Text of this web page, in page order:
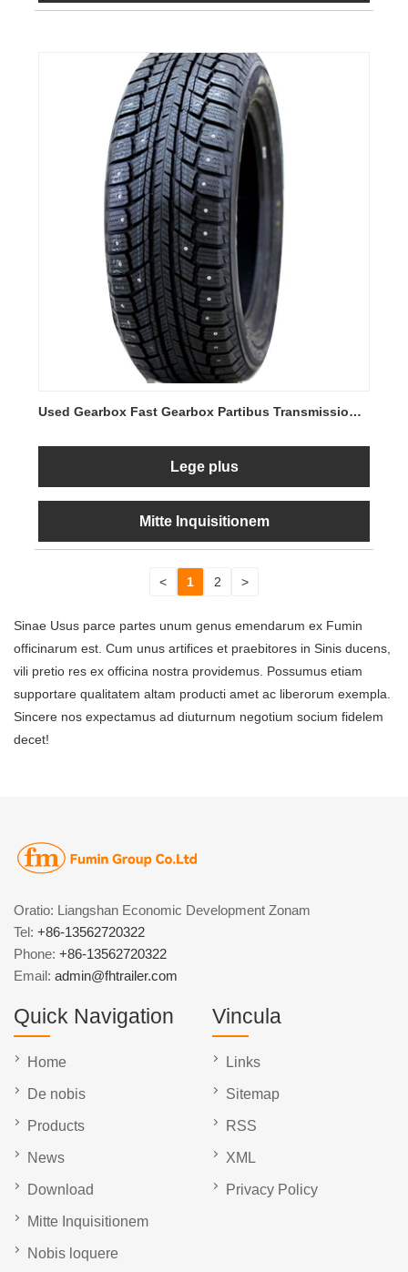
Used Gearbox Fast Gearbox Partibus Transmissio
Lege plus
Mitte Inquisitionem
< 1 2 >
Sinae Usus parce partes unum genus emendarum ex Fumin
officinarum est. Cum unus artifices et praebitores in Sinis ducens,
vili pretio res ex officina nostra providemus. Possumus etiam
supportare qualitatem altam producti amet ac liberorum exempla.
Sincere nos expectamus ad diuturnum negotium socium fidelem
decet!
Oratio: Liangshan Economic Development Zonam
Tel: +86-13562720322
Phone: +86-13562720322
Email: admin@fhtrailer.com
Quick Navigation
Home
De nobis
Products
News
Download
Mitte Inquisitionem
Nobis loquere
Vincula
Links
Sitemap
RSS
XML
Privacy Policy